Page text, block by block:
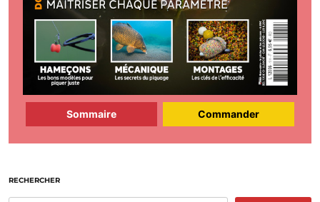
Sommaire Commander
RECHERCHER